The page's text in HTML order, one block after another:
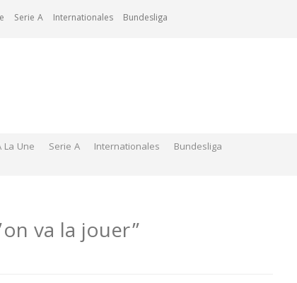
Serie A Internationales Bundesliga
La Une Serie A Internationales Bundesliga
va la jouer”